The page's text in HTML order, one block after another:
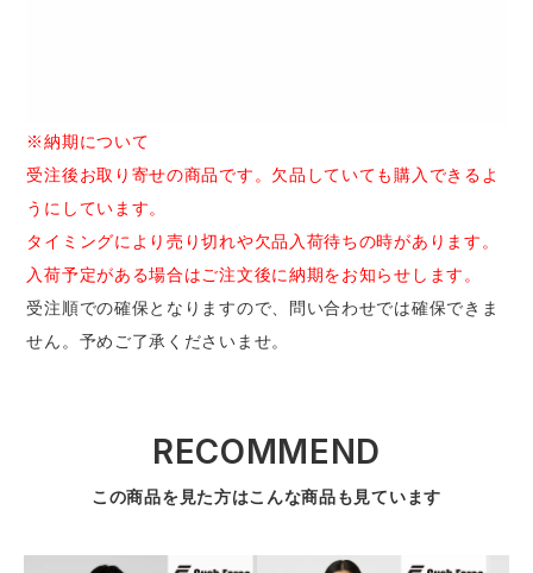
※納期について
受注後お取り寄せの商品です。欠品していても購入できるよ
うにしています。
タイミングにより売り切れや欠品入荷待ちの時があります。
入荷予定がある場合はご注文後に納期をお知らせします。
受注順での確保となりますので、問い合わせでは確保できま
せん。予めご了承くださいませ。
RECOMMEND
この商品を見た方はこんな商品も見ています